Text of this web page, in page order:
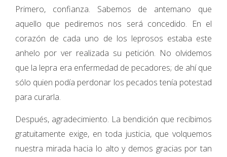
Primero, confianza. Sabemos de antemano que
aquello que pediremos nos será concedido. En el
corazón de cada uno de los leprosos estaba este
anhelo por ver realizada su petición. No olvidemos
que la lepra era enfermedad de pecadores; de ahí que
sólo quien podía perdonar los pecados tenía potestad
para curarla.
Después, agradecimiento. La bendición que recibimos
gratuitamente exige, en toda justicia, que volquemos
nuestra mirada hacia lo alto y demos gracias por tan